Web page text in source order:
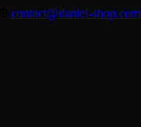
contact@daniel-shop.com